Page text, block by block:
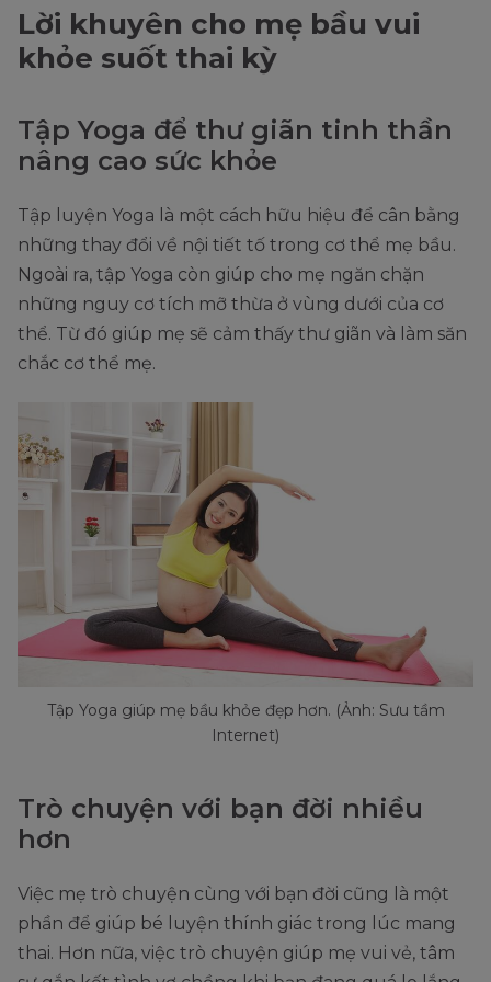
Lời khuyên cho mẹ bầu vui
khỏe suốt thai kỳ
Tập Yoga để thư giãn tinh thần
nâng cao sức khỏe
Tập luyện Yoga là một cách hữu hiệu để cân bằng
những thay đổi về nội tiết tố trong cơ thể mẹ bầu.
Ngoài ra, tập Yoga còn giúp cho mẹ ngăn chặn
những nguy cơ tích mỡ thừa ở vùng dưới của cơ
thể. Từ đó giúp mẹ sẽ cảm thấy thư giãn và làm săn
chắc cơ thể mẹ.
Tập Yoga giúp mẹ bầu khỏe đẹp hơn. (Ảnh: Sưu tầm
Internet)
Trò chuyện với bạn đời nhiều
hơn
Việc mẹ trò chuyện cùng với bạn đời cũng là một
phần để giúp bé luyện thính giác trong lúc mang
thai. Hơn nữa, việc trò chuyện giúp mẹ vui vẻ, tâm